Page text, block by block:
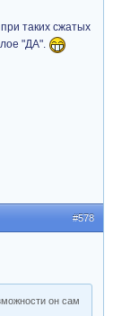
таких сжатых
"ДА".
#578
он сам